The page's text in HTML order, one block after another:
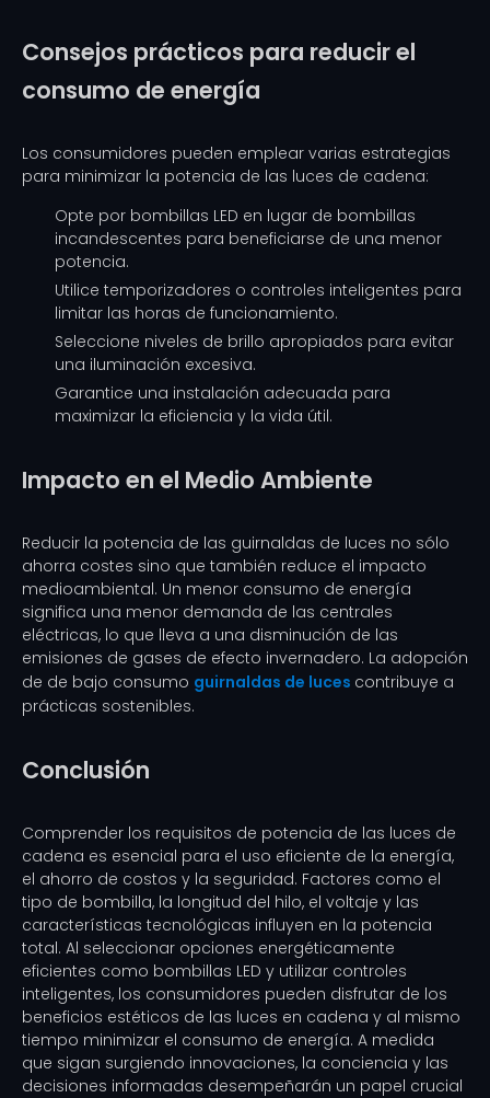
Consejos prácticos para reducir el
consumo de energía
Los consumidores pueden emplear varias estrategias
para minimizar la potencia de las luces de cadena:
Opte por bombillas LED en lugar de bombillas
incandescentes para beneficiarse de una menor
potencia.
Utilice temporizadores o controles inteligentes para
limitar las horas de funcionamiento.
Seleccione niveles de brillo apropiados para evitar
una iluminación excesiva.
Garantice una instalación adecuada para
maximizar la eficiencia y la vida útil.
Impacto en el Medio Ambiente
Reducir la potencia de las guirnaldas de luces no sólo
ahorra costes sino que también reduce el impacto
medioambiental. Un menor consumo de energía
significa una menor demanda de las centrales
eléctricas, lo que lleva a una disminución de las
emisiones de gases de efecto invernadero. La adopción
de de bajo consumo guirnaldas de luces contribuye a
prácticas sostenibles.
Conclusión
Comprender los requisitos de potencia de las luces de
cadena es esencial para el uso eficiente de la energía,
el ahorro de costos y la seguridad. Factores como el
tipo de bombilla, la longitud del hilo, el voltaje y las
características tecnológicas influyen en la potencia
total. Al seleccionar opciones energéticamente
eficientes como bombillas LED y utilizar controles
inteligentes, los consumidores pueden disfrutar de los
beneficios estéticos de las luces en cadena y al mismo
tiempo minimizar el consumo de energía. A medida
que sigan surgiendo innovaciones, la conciencia y las
decisiones informadas desempeñarán un papel crucial